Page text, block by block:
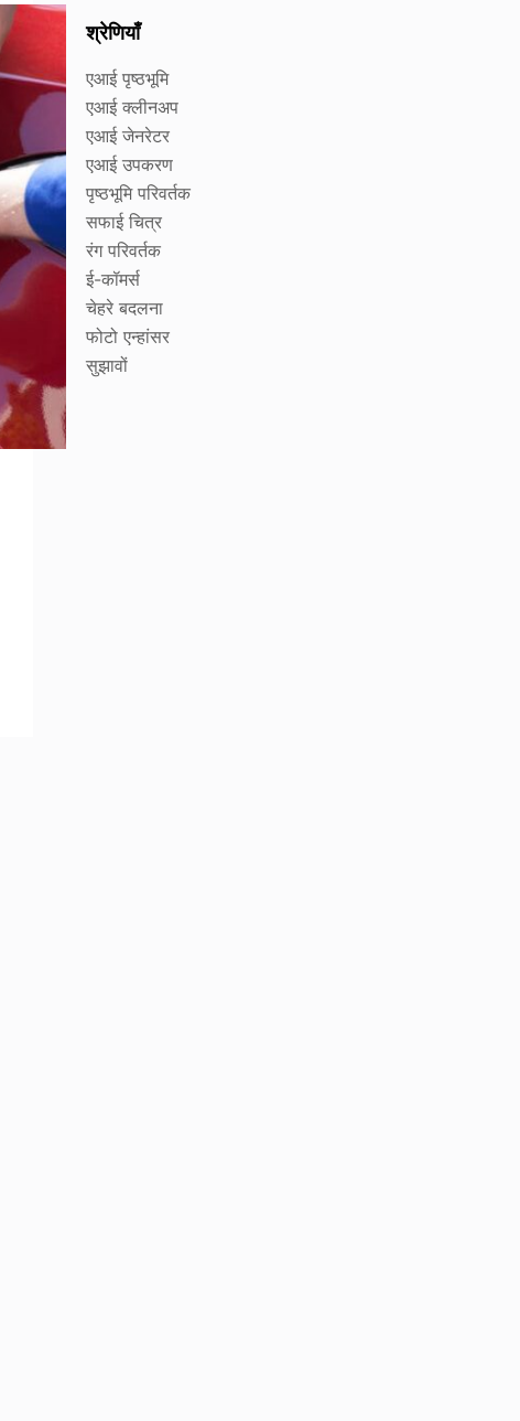
श्रेणियाँ
एआई पृष्ठभूमि
एआई क्लीनअप
एआई जेनरेटर
एआई उपकरण
पृष्ठभूमि परिवर्तक
सफाई चित्र
रंग परिवर्तक
ई-कॉमर्स
चेहरे बदलना
फोटो एन्हांसर
सुझावों